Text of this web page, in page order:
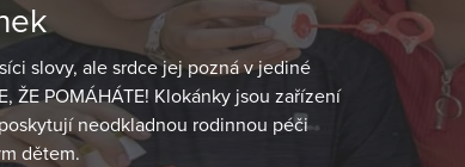
slovy, ale srdce jej pozná v jediné
ŽE POMÁHÁTE! Klokánky jsou zařízení
neodkladnou rodinnou péči
dětem.